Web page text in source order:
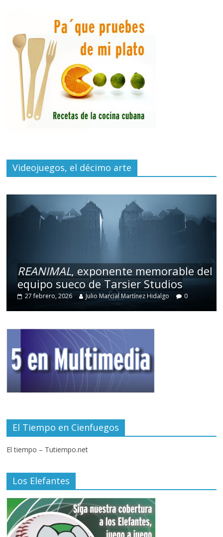
Videojuegos, el décimo arte
REANIMAL, exponente memorable del
equipo sueco de Tarsier Studios
27 febrero, 2026 Julio Marcial Martínez Hidalgo 0
El Tiempo en Cienfuegos
El tiempo – Tutiempo.net
Los Elefantes